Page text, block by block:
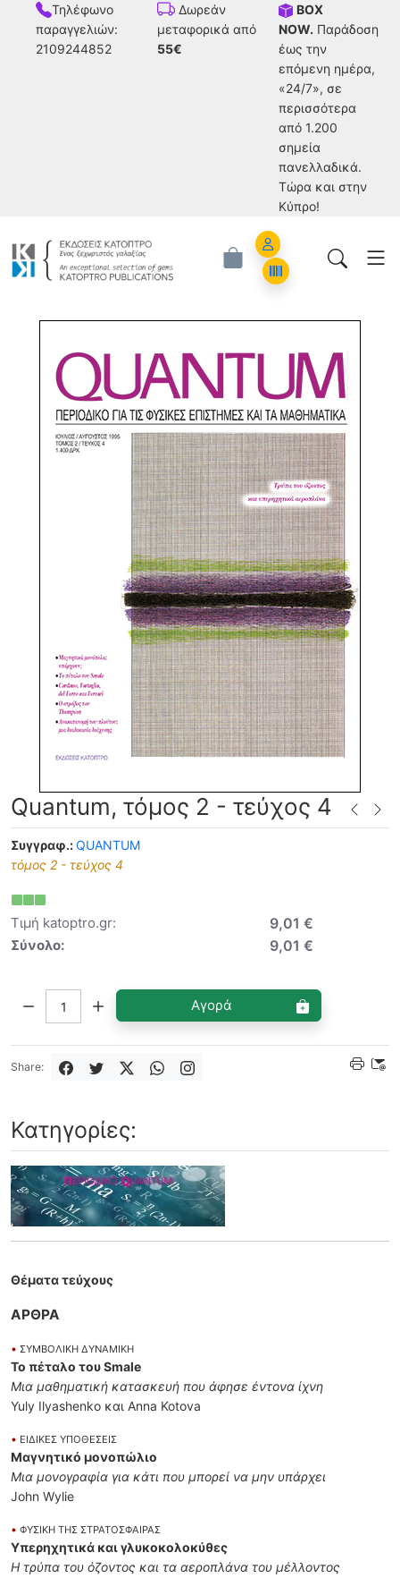
Τηλέφωνο
παραγγελιών:
2109244852
Δωρεάν
μεταφορικά από
55€
BOX
NOW. Παράδοση
έως την
επόμενη ημέρα,
«24/7», σε
περισσότερα
από 1.200
σημεία
πανελλαδικά.
Tώρα και στην
Κύπρο!
Account
Orders
Quantum, τόμος 2 - τεύχος 4
Συγγραφ.:QUANTUM
τόμος 2 - τεύχος 4
Τιμή katoptro.gr: 9,01 €
Σύνολο: 9,01 €
Αγορά
Share:
Κατηγορίες:
Θέματα τεύχους
ΑΡΘΡΑ
• ΣΥΜΒΟΛΙΚΗ ΔΥΝΑΜΙΚΗ
Το πέταλο του Smale
Μια μαθηματική κατασκευή που άφησε έντονα ίχνη
Yuly Ilyashenko και Anna Kotova
• ΕΙΔΙΚΕΣ ΥΠΟΘΕΣΕΙΣ
Μαγνητικό μονοπώλιο
Μια μονογραφία για κάτι που μπορεί να μην υπάρχει
John Wylie
• ΦΥΣΙΚΗ ΤΗΣ ΣΤΡΑΤΟΣΦΑΙΡΑΣ
Υπερηχητικά και γλυκοκολοκύθες
Η τρύπα του όζοντος και τα αεροπλάνα του μέλλοντος